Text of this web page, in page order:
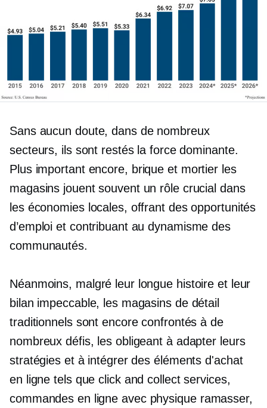
Sans aucun doute, dans de nombreux
secteurs, ils sont restés la force dominante.
Plus important encore, brique et mortier les
magasins jouent souvent un rôle crucial dans
les économies locales, offrant des opportunités
d’emploi et contribuant au dynamisme des
communautés.
Néanmoins, malgré leur longue histoire et leur
bilan impeccable, les magasins de détail
traditionnels sont encore confrontés à de
nombreux défis, les obligeant à adapter leurs
stratégies et à intégrer des éléments d'achat
en ligne tels queclick and collectservices,
commandes en ligne avec physique ramasser,